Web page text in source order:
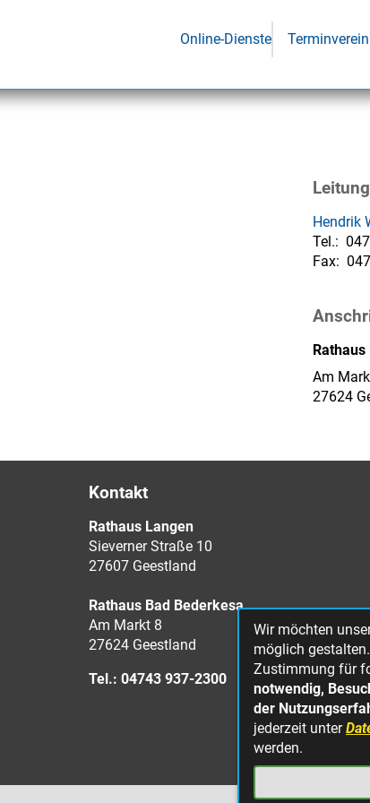
Online-Dienste
Hendrik
Tel.:
Fax:
Am
27624
Kontakt
Rathaus Langen
Sieverner Straße 10
27607 Geestland
Rathaus Bad Bederkesa
Am Markt 8
27624 Geestland
Tel.: 04743 937-2300
Wir möchten
möglich
Zustimmung für
notwendig,
der
jederzeit unter
werden.